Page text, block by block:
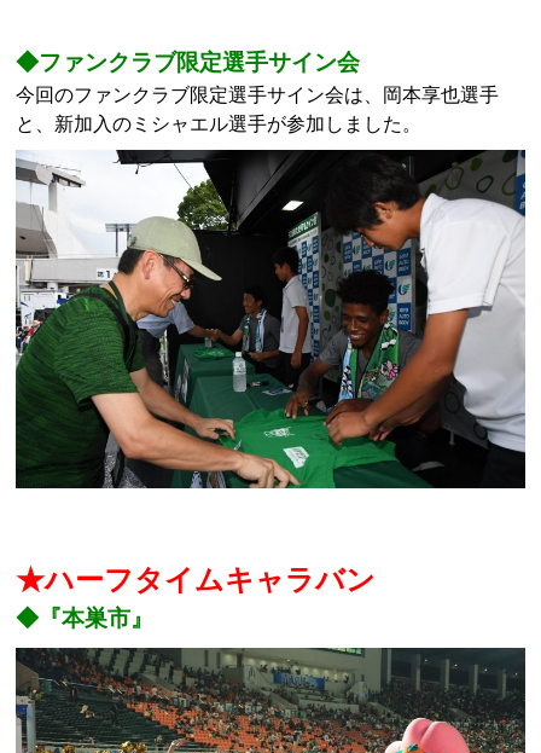
◆ファンクラブ限定選手サイン会
今回のファンクラブ限定選手サイン会は、岡本享也選手
と、新加入のミシャエル選手が参加しました。
★ハーフタイムキャラバン
◆『本巣市』